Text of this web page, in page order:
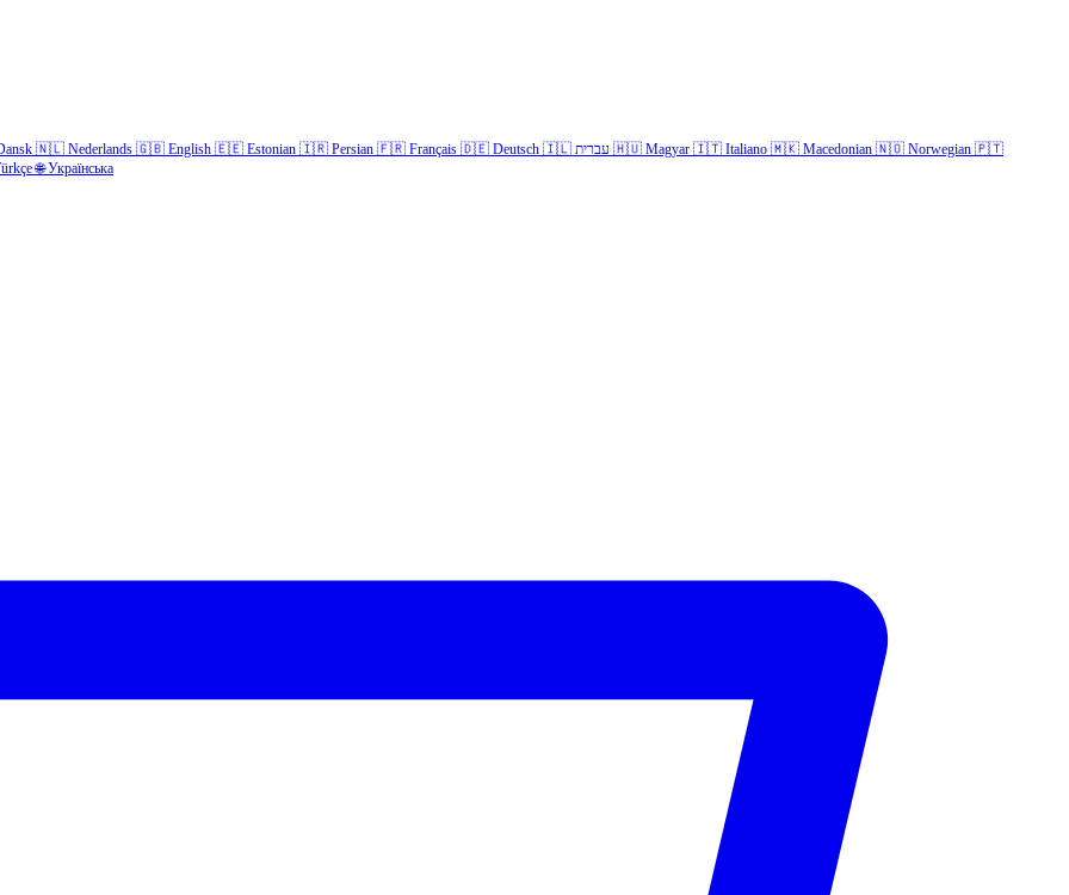
🇳🇱 Nederlands 🇬🇧 English 🇪🇪 Estonian 🇮🇷 Persian 🇫🇷 Français 🇩🇪 Deutsch 🇮🇱 עברית 🇭🇺 Magyar 🇮🇹 Italiano 🇲🇰 Macedonian 🇳🇴 Norwegian 🇵🇹
🌐 Українська